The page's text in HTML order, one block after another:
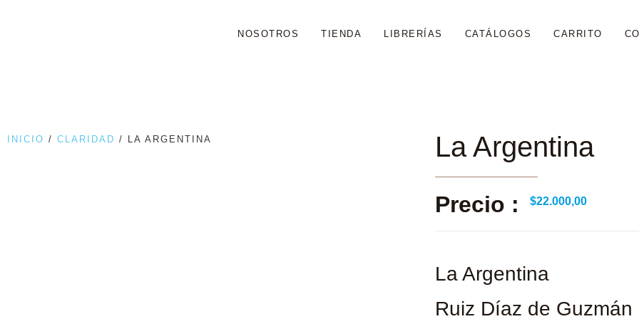
NOSOTROS TIENDA LIBRERÍAS CATÁLOGOS CARRITO
INICIO / CLARIDAD / LA ARGENTINA La Argentina
Precio : $22.000,00
La Argentina
Ruiz Díaz de Guzmán